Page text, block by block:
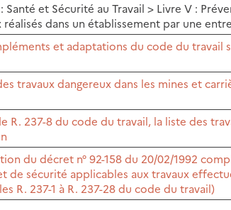
et Sécurité au Travail > Livre V :
dans un établissement par une
et adaptations du code du travail
travaux dangereux dans les mines et
237-8 du code du travail, la liste des
du décret n° 92-158 du 20/02/1992
sécurité applicables aux travaux
R. 237-1 à R. 237-28 du code du travail)